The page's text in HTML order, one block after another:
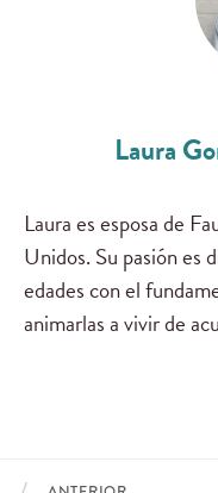
Laura
Laura es esposa de
Unidos. Su pasión es
edades con el
animarlas a vivir de